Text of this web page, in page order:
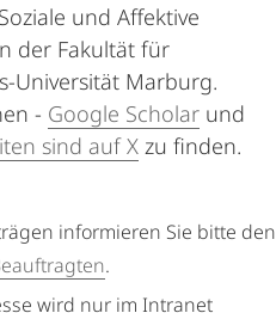
und Affektive
der Fakultät für
Universität Marburg.
- Google Scholar und
sind auf X zu finden.
informieren Sie bitte den
.
wird nur im Intranet